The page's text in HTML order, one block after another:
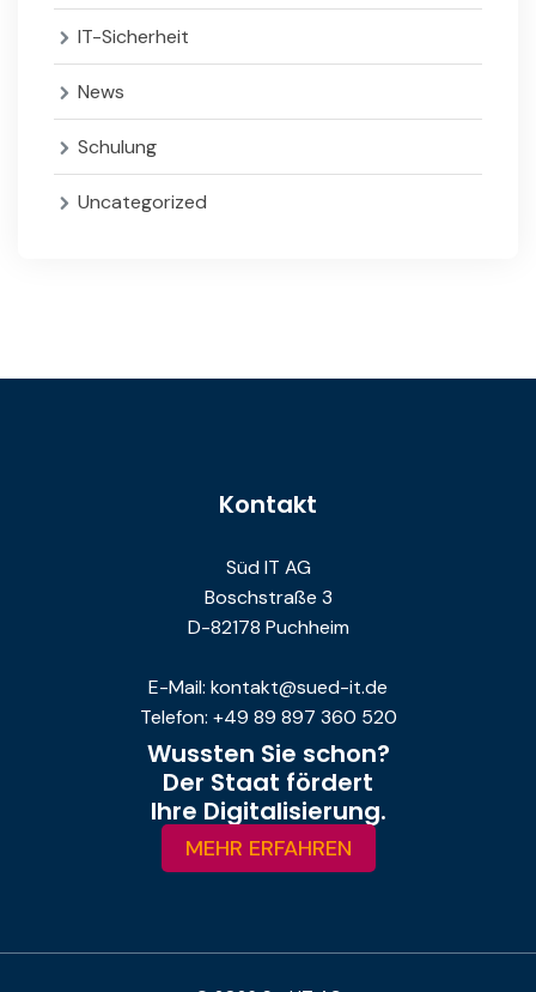
IT-Sicherheit
News
Schulung
Uncategorized
Kontakt
Süd IT AG
Boschstraße 3
D-82178 Puchheim
E-Mail: kontakt@sued-it.de
Telefon: +49 89 897 360 520
Wussten Sie schon?
Der Staat fördert
Ihre Digitalisierung.
MEHR ERFAHREN